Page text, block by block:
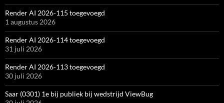
Render AI 2026-115 toegevoegd
1 augustus 2026
Render AI 2026-114 toegevoegd
31 juli 2026
Render AI 2026-113 toegevoegd
30 juli 2026
Saar (0301) 1e bij publiek bij wedstrijd ViewBug